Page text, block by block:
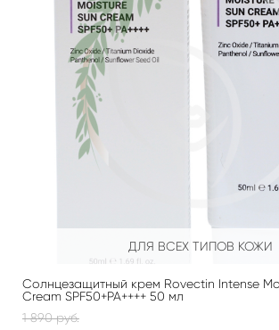
ДЛЯ ВСЕХ ТИПОВ КОЖИ
Солнцезащитный крем Rovectin Intense
Cream SPF50+PA++++ 50 мл
1 890 pуб.